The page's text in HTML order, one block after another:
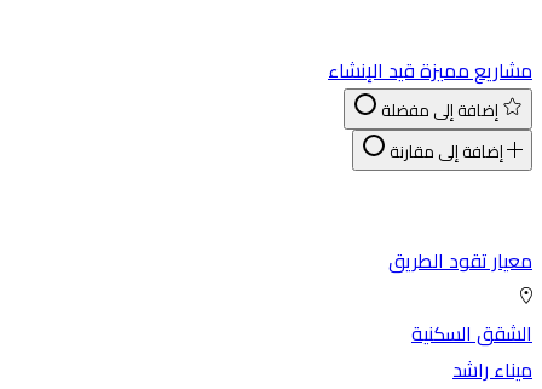
مميزةقيد الإنشاء
إضافة إلى مفضلة
إضافة إلى مقارنة
تقود الطريق
السكنية
راشد